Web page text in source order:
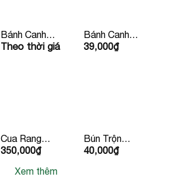
Bánh Canh
Chay Kèm
Theo thời giá
Bánh Canh
Xương Bean
39,000₫
Cua Rang
Me
350,000₫
Bún Trộn
Chay
40,000₫
Xem thêm